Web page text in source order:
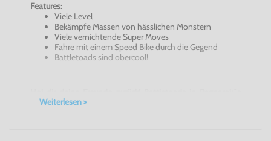
Features:
Viele Level
Bekämpfe Massen von hässlichen Monstern
Viele vernichtende Super Moves
Fahre mit einem Speed Bike durch die Gegend
Battletoads sind obercool!
World für den GameBoy
Weiterlesen >